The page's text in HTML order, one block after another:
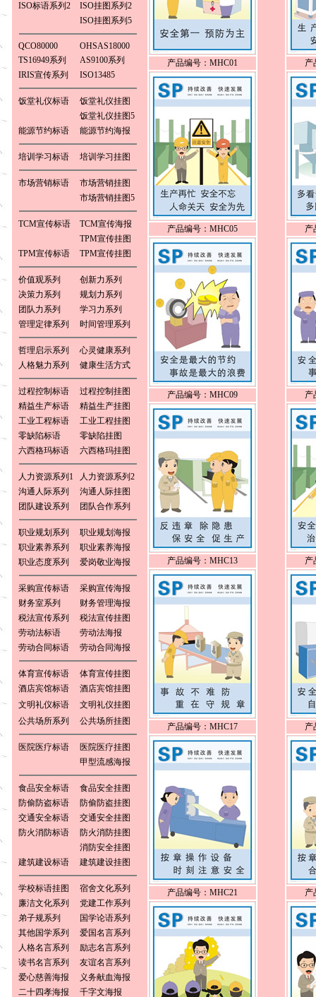
ISO标语系列2
ISO挂图系列2
ISO挂图系列5
QCO80000
OHSAS18000
TS16949系列
AS9100系列
IRIS宣传系列
ISO13485
饭堂礼仪标语
饭堂礼仪挂图
饭堂礼仪挂图5
能源节约标语
能源节约海报
培训学习标语 培训学习挂图
市场营销标语
市场营销挂图
市场营销挂图5
TCM宣传标语
TCM宣传海报
TPM宣传挂图
TPM宣传标语
TPM宣传挂图
价值观系列
创新力系列
决策力系列
规划力系列
团队力系列
学习力系列
管理定律系列
时间管理系列
哲理启示系列
心灵健康系列
人格魅力系列
健康生活方式
过程控制标语
过程控制挂图
精益生产标语
精益生产挂图
工业工程标语
工业工程挂图
零缺陷标语
零缺陷挂图
六西格玛标语
六西格玛挂图
人力资源系列1
人力资源系列2
沟通人际系列
沟通人际挂图
团队建设系列
团队合作系列
职业规划系列
职业规划海报
职业素养系列
职业素养海报
职业态度系列
爱岗敬业海报
采购宣传标语
采购宣传海报
财务室系列
财务管理海报
税法宣传系列
税法宣传挂图
劳动法标语
劳动法海报
劳动合同标语
劳动合同海报
体育宣传标语
体育宣传挂图
酒店宾馆标语
酒店宾馆挂图
文明礼仪标语
文明礼仪挂图
公共场所系列
公共场所挂图
医院医疗标语
医院医疗挂图
甲型流感海报
食品安全标语
食品安全挂图
防偷防盗标语
防偷防盗挂图
交通安全标语
交通安全挂图
防火消防标语
防火消防挂图
消防安全挂图
建筑建设标语
建筑建设挂图
学校标语挂图
宿舍文化系列
廉洁文化系列
党建工作系列
弟子规系列
国学论语系列
其他国学系列
爱国名言系列
人格名言系列
励志名言系列
读书名言系列
友谊名言系列
爱心慈善海报
义务献血海报
二十四孝海报
千字文海报
产品编号：MHC01 产
产品编号：MHC05 产
产品编号：MHC09 产
产品编号：MHC13 产
产品编号：MHC17 产
产品编号：MHC21 产